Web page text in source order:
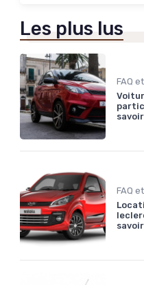
Les plus lus
FAQ
savoir
FAQ
savoir